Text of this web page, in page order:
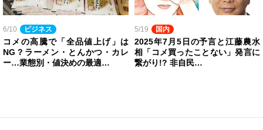
6/10 ビジネス
コメの高騰で「全品値上げ」は
NG？ラーメン・とんかつ・カレ
ー…業態別・値決めの最適…
5/19 国内
2025年7月5日の予言と江藤農水
相「コメ買ったことない」発言に
繋がり!? 非自民…